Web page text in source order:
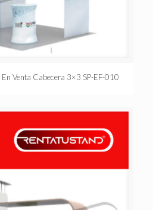
Venta Cabecera 3×3 SP-EF-010